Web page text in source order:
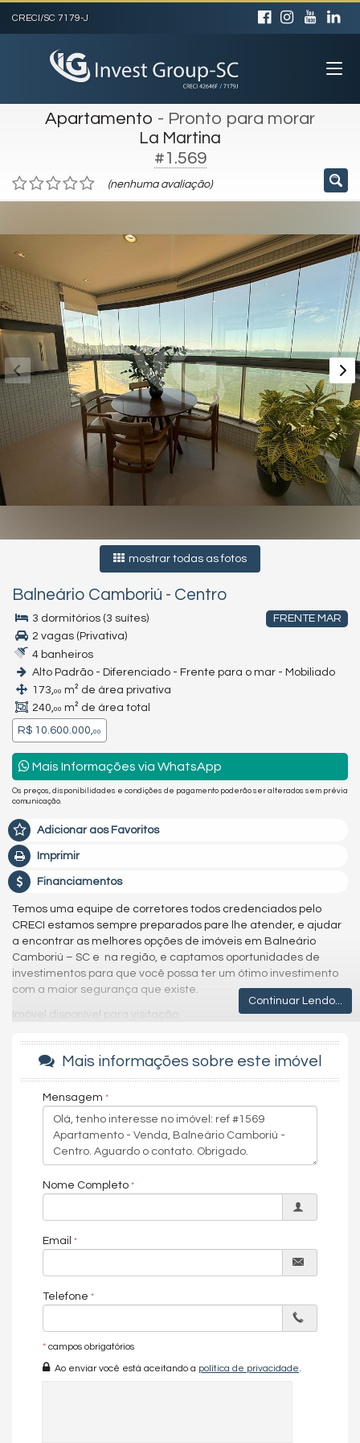
CRECI/SC 7179-J
Apartamento - Pronto para morar
La Martina
#1.569
(nenhuma avaliação)
mostrar todas as fotos
Balneário Camboriú - Centro
FRENTE MAR
3 dormitórios (3 suítes)
2 vagas (Privativa)
4 banheiros
Alto Padrão - Diferenciado - Frente para o mar - Mobiliado
173,00 m² de área privativa
240,00 m² de área total
R$ 10.600.000,00
Mais Informações via WhatsApp
Os preços, disponibilidades e condições de pagamento poderão ser alterados sem prévia
comunicação.
Adicionar aos Favoritos
Imprimir
Financiamentos
Temos uma equipe de corretores todos credenciados pelo
CRECI estamos sempre preparados pare lhe atender, e ajudar
a encontrar as melhores opções de imóveis em Balneário
Camboriú – SC e na região, e captamos oportunidades de
investimentos para que você possa ter um ótimo investimento
com a maior segurança que existe.
Imóvel disponível para visitação.
Agende uma visita agora mesmo e venha conhecer este lindo
imóvel.
Os valores estão sujeitos a alteração sem aviso prévio.
Características do Imóvel
Área de Serviço
Dependência de Empregada
Sala
Sala de Estar
Sala de Jantar
Lavabo
Banheiro de Serviço
Churrasqueira
Vista Livre
Características do Empreendimento
Continuar Lendo...
Mais informações sobre este imóvel
Mensagem
Nome Completo
Email
Telefone
* campos obrigatórios
Ao enviar você está aceitando a política de privacidade